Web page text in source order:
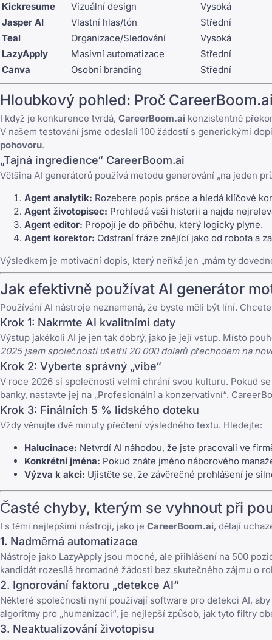
Kickresume
Vizuální design
Vysoká
Jasper AI
Vlastní hlas/tón
Střední
Teal
Organizace/Sledování
Vysoká
LazyApply
Masivní automatizace
Střední
Canva
Osobní branding Střední
Hloubkový pohled: Proč
I když je konkurence tvrdá, CareerBoom.ai konzistentně
V našem testování jsme odeslali 100 žádostí s generickými
pohovoru.
„Tajná ingredience“ CareerBoom.ai
Většina AI generátorů používá metodu generování „na jeden
Agent analytik: Rozebere popis práce a hledá klíčové
Agent životopisec: Prohledá vaši historii a najde
Agent editor: Propojí je do příběhu, který logicky plyne.
Agent korektor: Odstraní fráze znějící jako od robota a
Výsledkem je motivační dopis, který neříká jen „mám ty
Jak efektivně používat AI generátor
Používání AI nástroje neznamená, že byste měli být líní.
Krok 1: Nakrmte AI kvalitními daty
Výstup jakékoli AI je jen tak dobrý, jako je její vstup. Místo
2025 jsem společnosti ušetřil 20 000 dolarů přechodem na
Krok 2: Vyberte správný „vibe“
V roce 2026 si společnosti velmi chrání svou kulturu. Pokud
banky, nastavte jej na „Profesionální a konzervativní“.
Krok 3: Finálních 5 % lidského doteku
Vždy věnujte dvě minuty přečtení výsledného textu. Hledejte:
Halucinace: Netvrdí AI náhodou, že jste pracovali ve
Konkrétní jména: Pokud znáte jméno náborového
Výzva k akci: Ujistěte se, že závěrečné prohlášení je
Časté chyby, kterým se vyhnout při
I s těmi nejlepšími nástroji, jako je CareerBoom.ai, dělají
1. Nadměrná automatizace
Nástroje jako LazyApply jsou mocné, ale přihlášení na 500
kandidát rozesílá hromadné žádosti bez skutečného zájmu o
2. Ignorování faktoru „detekce AI“
Některé společnosti nyní používají software pro detekci AI,
algoritmy pro „humanizaci“, je nejlepší způsob, jak tyto filtry
3. Neaktualizování životopisu